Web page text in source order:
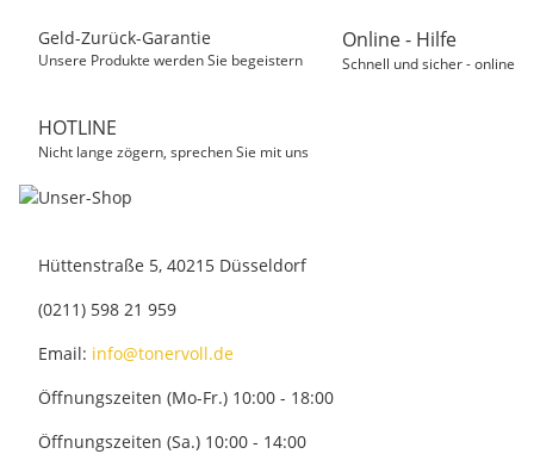
Geld-Zurück-Garantie
Unsere Produkte werden Sie begeistern
Online - Hilfe
Schnell und sicher - online
HOTLINE
Nicht lange zögern, sprechen Sie mit uns
Hüttenstraße 5, 40215 Düsseldorf
(0211) 598 21 959
Email: info@tonervoll.de
Öffnungszeiten (Mo-Fr.) 10:00 - 18:00
Öffnungszeiten (Sa.) 10:00 - 14:00